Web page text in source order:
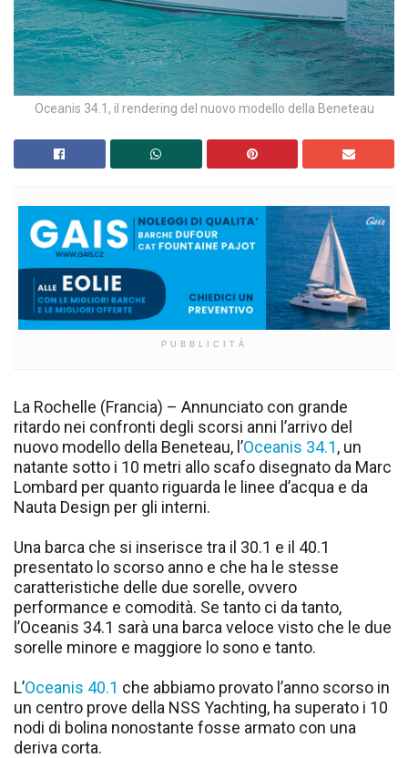
Oceanis 34.1, il rendering del nuovo modello della Beneteau
PUBBLICITÀ
La Rochelle (Francia) – Annunciato con grande
ritardo nei confronti degli scorsi anni l’arrivo del
nuovo modello della Beneteau, l’Oceanis 34.1, un
natante sotto i 10 metri allo scafo disegnato da Marc
Lombard per quanto riguarda le linee d’acqua e da
Nauta Design per gli interni.
Una barca che si inserisce tra il 30.1 e il 40.1
presentato lo scorso anno e che ha le stesse
caratteristiche delle due sorelle, ovvero
performance e comodità. Se tanto ci da tanto,
l’Oceanis 34.1 sarà una barca veloce visto che le due
sorelle minore e maggiore lo sono e tanto.
L’Oceanis 40.1 che abbiamo provato l’anno scorso in
un centro prove della NSS Yachting, ha superato i 10
nodi di bolina nonostante fosse armato con una
deriva corta.